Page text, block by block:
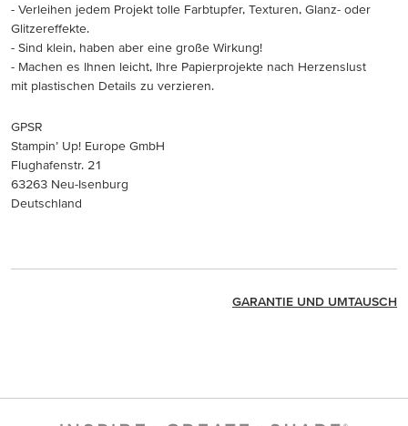
- Verleihen jedem Projekt tolle Farbtupfer, Texturen, Glanz- oder
Glitzereffekte.
- Sind klein, haben aber eine große Wirkung!
- Machen es Ihnen leicht, Ihre Papierprojekte nach Herzenslust
mit plastischen Details zu verzieren.
GPSR
Stampin’ Up! Europe GmbH
Flughafenstr. 21
63263 Neu-Isenburg
Deutschland
GARANTIE UND UMTAUSCH